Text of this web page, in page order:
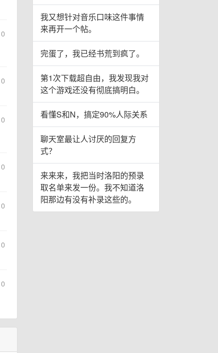
0
0
0
0
0
0
0
我又想针对音乐口味这件事情
来再开一个帖。
完蛋了，我已经书荒到疯了。
第1次下载超自由，我发现我对
这个游戏还没有彻底搞明白。
看懂S和N，搞定90%人际关系
聊天室最让人讨厌的回复方
式？
来来来，我把当时洛阳的预录
取名单来发一份。我不知道洛
阳那边有没有补录这些的。